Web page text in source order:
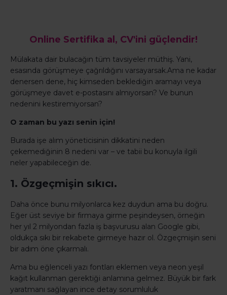
Online Sertifika al, CV'ini güçlendir!
Mülakata dair bulacağın tüm tavsiyeler müthiş. Yani,
esasında görüşmeye çağrıldığını varsayarsak.Ama ne kadar
denersen dene, hiç kimseden beklediğin aramayı veya
görüşmeye davet e-postasını almıyorsan? Ve bunun
nedenini kestiremiyorsan?
O zaman bu yazı senin için!
Burada işe alım yöneticisinin dikkatini neden
çekemediğinin 8 nedeni var – ve tabii bu konuyla ilgili
neler yapabileceğin de.
1. Özgeçmişin sıkıcı.
Daha önce bunu milyonlarca kez duydun ama bu doğru.
Eğer üst seviye bir firmaya girme peşindeysen, örneğin
her yıl 2 milyondan fazla iş başvurusu alan Google gibi,
oldukça sıkı bir rekabete girmeye hazır ol. Özgeçmişin seni
bir adım öne çıkarmalı.
Ama bu eğlenceli yazı fontları eklemen veya neon yeşil
kağıt kullanman gerektiği anlamına gelmez. Büyük bir fark
yaratmanı sağlayan ince detay sorumluluk